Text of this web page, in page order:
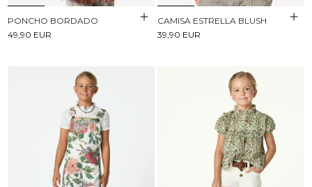
PONCHO BORDADO
49,90 EUR
CAMISA ESTRELLA BLUSH
39,90 EUR